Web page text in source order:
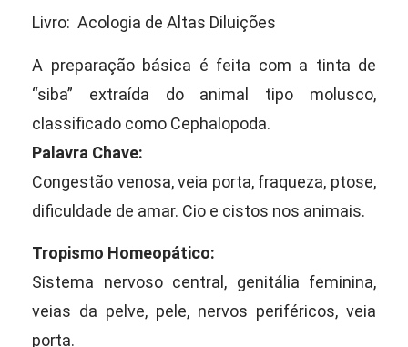
Livro: Acologia de Altas Diluições
A preparação básica é feita com a tinta de
“siba” extraída do animal tipo molusco,
classificado como Cephalopoda.
Palavra Chave:
Congestão venosa, veia porta, fraqueza, ptose,
dificuldade de amar. Cio e cistos nos animais.
Tropismo Homeopático:
Sistema nervoso central, genitália feminina,
veias da pelve, pele, nervos periféricos, veia
porta.